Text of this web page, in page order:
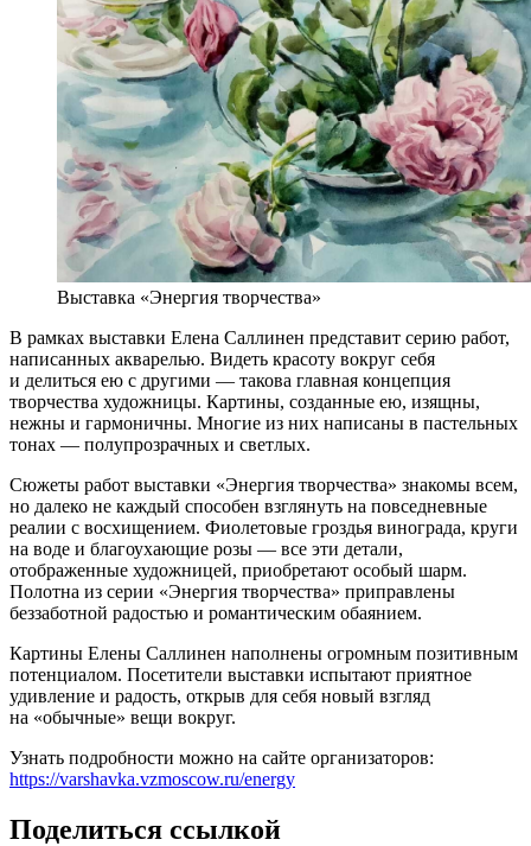
Выставка «Энергия творчества»
В рамках выставки Елена Саллинен представит серию работ,
написанных акварелью. Видеть красоту вокруг себя
и делиться ею с другими — такова главная концепция
творчества художницы. Картины, созданные ею, изящны,
нежны и гармоничны. Многие из них написаны в пастельных
тонах — полупрозрачных и светлых.
Сюжеты работ выставки «Энергия творчества» знакомы всем,
но далеко не каждый способен взглянуть на повседневные
реалии с восхищением. Фиолетовые гроздья винограда, круги
на воде и благоухающие розы — все эти детали,
отображенные художницей, приобретают особый шарм.
Полотна из серии «Энергия творчества» приправлены
беззаботной радостью и романтическим обаянием.
Картины Елены Саллинен наполнены огромным позитивным
потенциалом. Посетители выставки испытают приятное
удивление и радость, открыв для себя новый взгляд
на «обычные» вещи вокруг.
Узнать подробности можно на сайте организаторов:
https://varshavka.vzmoscow.ru/energy
Поделиться ссылкой